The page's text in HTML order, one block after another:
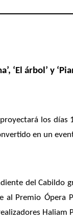
‘El árbol’ y
los
en un
del Cabildo
al Premio Ópera
Haliam